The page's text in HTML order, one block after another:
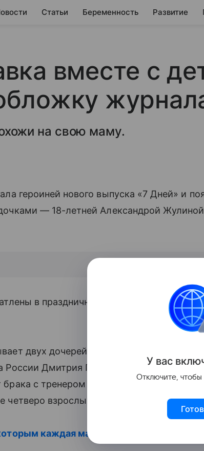
Статьи Беременность Развитие
вместе с
на свою маму.
героиней нового выпуска «7 Дней» и
— 18-летней Александрой
в праздничном антураже и в
двух дочерей. В 2015 году Навка
России Дмитрия Пескова. В августе 2014
с тренером Александром Жулиным у
взрослых детей от предыдущих
каждая мама должна научить
У вас
Отключите, чтобы